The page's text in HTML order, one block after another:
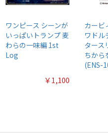
ワンピース シーンが
いっぱいトランプ 麦
わらの一味編 1st
Log
￥1,100
カー
ワドル
タース
ちから
(ENS-